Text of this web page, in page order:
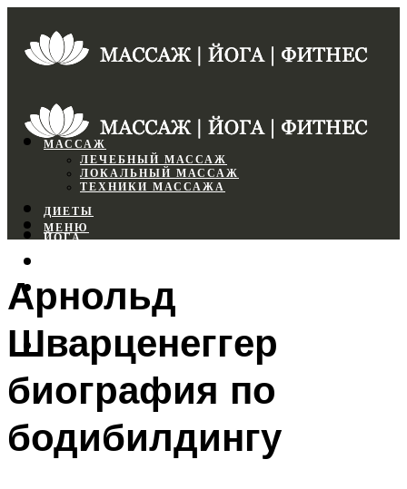
МАССАЖ
ЛЕЧЕБНЫЙ МАССАЖ
ЛОКАЛЬНЫЙ МАССАЖ
ТЕХНИКИ МАССАЖА
ДИЕТЫ
ЙОГА
ФИТНЕС
МЕНЮ
МЕНЮ
Арнольд
Шварценеггер
биография по
бодибилдингу